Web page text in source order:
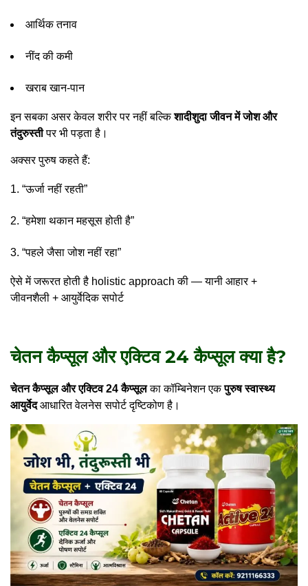
आर्थिक तनाव
नींद की कमी
खराब खान-पान
इन सबका असर केवल शरीर पर नहीं बल्किशादीशुदा जीवन में जोश और
तंदुरुस्तीपर भी पड़ता है।
अक्सर पुरुष कहते हैं:
“ऊर्जा नहीं रहती”
“हमेशा थकान महसूस होती है”
“पहले जैसा जोश नहीं रहा”
ऐसे में जरूरत होती है holistic approach की — यानी आहार +
जीवनशैली + आयुर्वेदिक सपोर्ट
चेतन कैप्सूल और एक्टिव 24 कैप्सूल क्या है?
चेतन कैप्सूलऔर एक्टिव 24 कैप्सूलका कॉम्बिनेशन एकपुरुष स्वास्थ्य
आयुर्वेदआधारित वेलनेस सपोर्ट दृष्टिकोण है।